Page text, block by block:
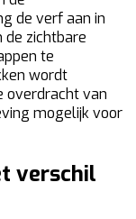
de verf aan in
de zichtbare
te
wordt
overdracht van
mogelijk voor
verschil